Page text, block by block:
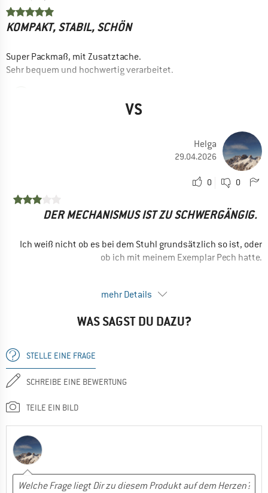
KOMPAKT, STABIL, SCHÖN
Super Packmaß, mit Zusatztache.
Sehr bequem und hochwertig verarbeitet.
VS
Helga
29.04.2026
0 0
DER MECHANISMUS IST ZU SCHWERGÄNGIG.
Ich weiß nicht ob es bei dem Stuhl grundsätzlich so ist, oder
ob ich mit meinem Exemplar Pech hatte.
schwergängig dass ich ihn nicht behalten wollte.
Nein, ich würde das Produkt nicht weiterempfehlen
mehr Details
WAS SAGST DU DAZU?
STELLE EINE FRAGE
SCHREIBE EINE BEWERTUNG
TEILE EIN BILD